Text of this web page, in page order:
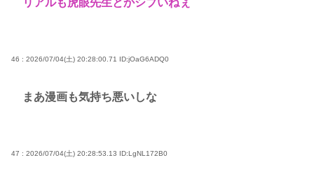
リアルも虎眼先生とかシブいねぇ
46 : 2026/07/04(土) 20:28:00.71 ID:jOaG6ADQ0
まあ漫画も気持ち悪いしな
47 : 2026/07/04(土) 20:28:53.13 ID:LgNL172B0